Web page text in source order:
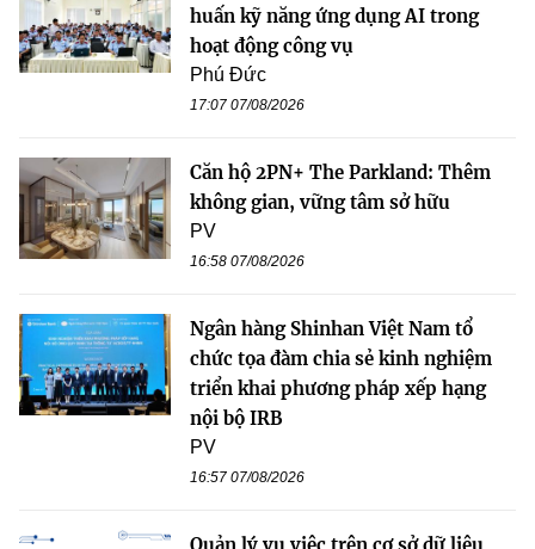
huấn kỹ năng ứng dụng AI trong
hoạt động công vụ
Phú Đức
17:07 07/08/2026
Căn hộ 2PN+ The Parkland: Thêm
không gian, vững tâm sở hữu
PV
16:58 07/08/2026
Ngân hàng Shinhan Việt Nam tổ
chức tọa đàm chia sẻ kinh nghiệm
triển khai phương pháp xếp hạng
nội bộ IRB
PV
16:57 07/08/2026